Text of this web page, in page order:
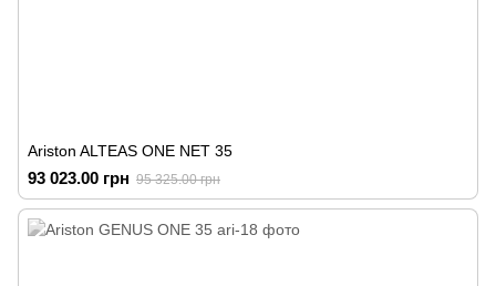
Ariston ALTEAS ONE NET 35
93 023.00 грн 95 325.00 грн